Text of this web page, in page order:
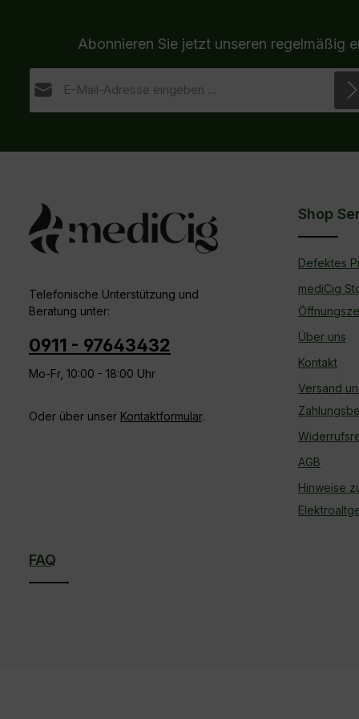
Abonnieren Sie jetzt unseren regelmäßig
einverstanden.
Telefonische Unterstützung und
Beratung unter:
0911 - 97643432
Mo-Fr, 10:00 - 18:00 Uhr
Oder über unser Kontaktformular.
Shop
Defektes
mediCig
Über uns
Kontakt
Versand
AGB
Hinweise
FAQ